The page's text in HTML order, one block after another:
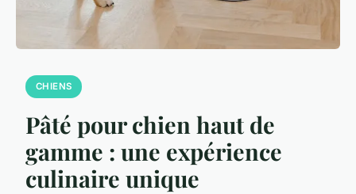
CHIENS
Pâté pour chien haut de
gamme : une expérience
culinaire unique